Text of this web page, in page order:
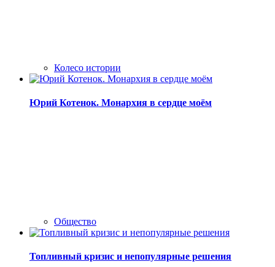
Колесо истории
Юрий Котенок. Монархия в сердце моём
Общество
Топливный кризис и непопулярные решения